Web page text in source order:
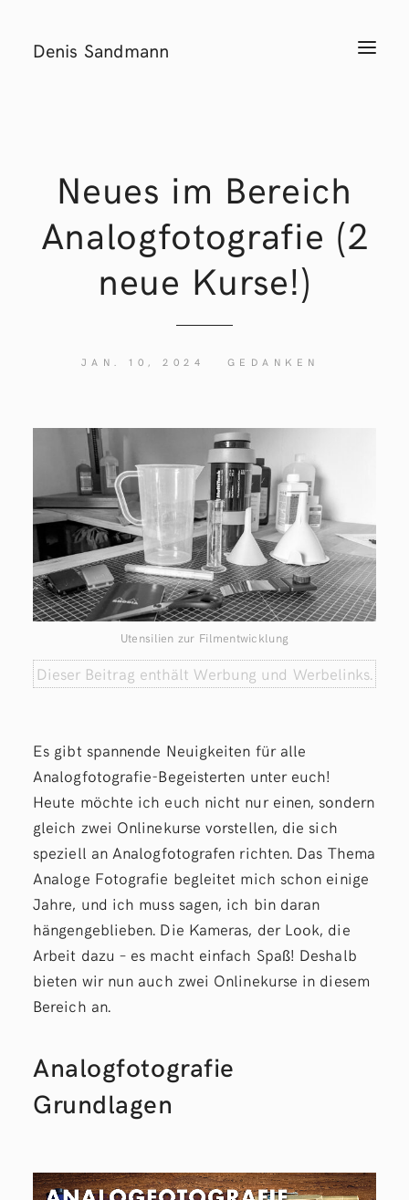
T
n
Denis Sandmann
Neues im Bereich
Analogfotografie (2
neue Kurse!)
JAN. 10, 2024 GEDANKEN
Utensilien zur Filmentwicklung
Dieser Beitrag enthält Werbung und Werbelinks.
Es gibt spannende Neuigkeiten für alle
Analogfotografie-Begeisterten unter euch!
Heute möchte ich euch nicht nur einen, sondern
gleich zwei Onlinekurse vorstellen, die sich
speziell an Analogfotografen richten. Das Thema
Analoge Fotografie begleitet mich schon einige
Jahre, und ich muss sagen, ich bin daran
hängengeblieben. Die Kameras, der Look, die
Arbeit dazu – es macht einfach Spaß! Deshalb
bieten wir nun auch zwei Onlinekurse in diesem
Bereich an.
Analogfotografie
Grundlagen